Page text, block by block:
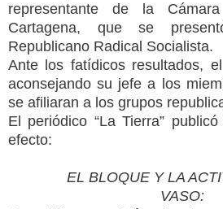
representante de la
Cartagena, que se
Republicano Radical Socialista.
Ante los fatídicos resultados,
aconsejando su jefe a los
se afiliaran a los grupos
El periódico “La Tierra”
efecto:
EL BLOQUE Y LA
VASO: